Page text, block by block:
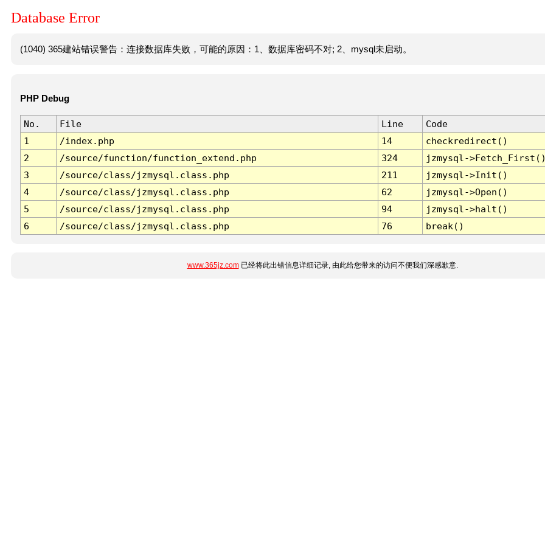
Database Error
(1040) 365建站错误警告：连接数据库失败，可能的原因：1、数据库密码不对; 2、mysql未启动。
PHP Debug
No. File Line
Code
1
/index.php 14
checkredirect()
2
/source/function/function_extend.php 324
jzmysql-
3
/source/class/jzmysql.class.php 211
jzmysql->Init()
4
/source/class/jzmysql.class.php 62
jzmysql->Open()
5
/source/class/jzmysql.class.php 94
jzmysql->halt()
6
/source/class/jzmysql.class.php 76 break()
www.365jz.com已经将此出错信息详细记录, 由此给您带来的访问不便我们深感歉意.